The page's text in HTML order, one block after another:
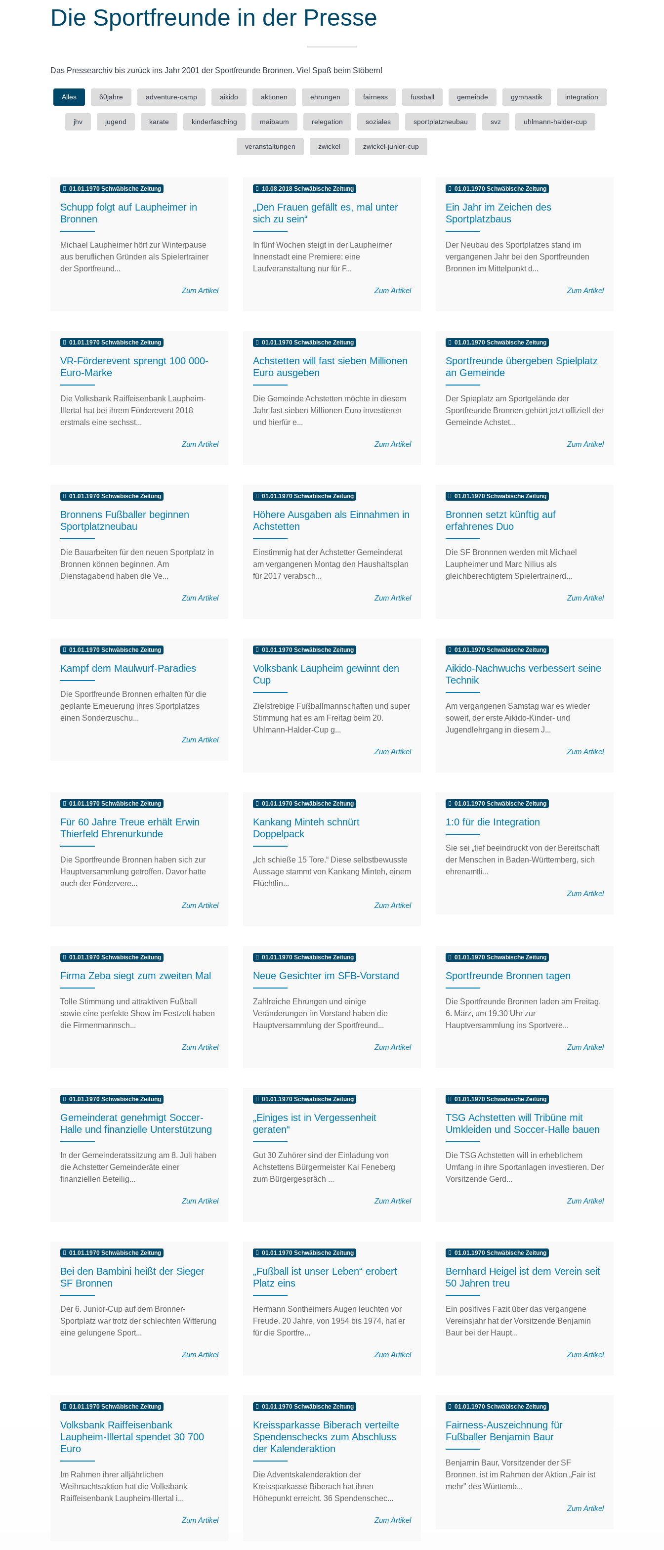
Die Sportfreunde in der Presse
Das Pressearchiv bis zurück ins Jahr 2001 der Sportfreunde Bronnen. Viel Spaß beim Stöbern!
Alles 60jahre adventure-camp aikido aktionen ehrungen fairness fussball gemeinde gymnastik integration
jhv jugend karate kinderfasching maibaum relegation soziales sportplatzneubau svz uhlmann-halder-cup
veranstaltungen zwickel zwickel-junior-cup
01.01.1970 Schwäbische Zeitung
Schupp folgt auf Laupheimer in
Bronnen
Michael Laupheimer hört zur Winterpause
aus beruflichen Gründen als Spielertrainer
der Sportfreund...
Zum Artikel
10.08.2018 Schwäbische Zeitung
„Den Frauen gefällt es, mal unter
sich zu sein“
In fünf Wochen steigt in der Laupheimer
Innenstadt eine Premiere: eine
Laufveranstaltung nur für F...
Zum Artikel
01.01.1970 Schwäbische Zeitung
Ein Jahr im Zeichen des
Sportplatzbaus
Der Neubau des Sportplatzes stand im
vergangenen Jahr bei den Sportfreunden
Bronnen im Mittelpunkt d...
Zum Artikel
01.01.1970 Schwäbische Zeitung
VR-Förderevent sprengt 100 000-
Euro-Marke
Die Volksbank Raiffeisenbank Laupheim-
Illertal hat bei ihrem Förderevent 2018
erstmals eine sechsst...
Zum Artikel
01.01.1970 Schwäbische Zeitung
Achstetten will fast sieben Millionen
Euro ausgeben
Die Gemeinde Achstetten möchte in diesem
Jahr fast sieben Millionen Euro investieren
und hierfür e...
Zum Artikel
01.01.1970 Schwäbische Zeitung
Sportfreunde übergeben Spielplatz
an Gemeinde
Der Spieplatz am Sportgelände der
Sportfreunde Bronnen gehört jetzt offiziell der
Gemeinde Achstet...
Zum Artikel
01.01.1970 Schwäbische Zeitung
Bronnens Fußballer beginnen
Sportplatzneubau
Die Bauarbeiten für den neuen Sportplatz in
Bronnen können beginnen. Am
Dienstagabend haben die Ve...
Zum Artikel
01.01.1970 Schwäbische Zeitung
Höhere Ausgaben als Einnahmen in
Achstetten
Einstimmig hat der Achstetter Gemeinderat
am vergangenen Montag den Haushaltsplan
für 2017 verabsch...
Zum Artikel
01.01.1970 Schwäbische Zeitung
Bronnen setzt künftig auf
erfahrenes Duo
Die SF Bronnnen werden mit Michael
Laupheimer und Marc Nilius als
gleichberechtigtem Spielertrainerd...
Zum Artikel
01.01.1970 Schwäbische Zeitung
Kampf dem Maulwurf-Paradies
Die Sportfreunde Bronnen erhalten für die
geplante Erneuerung ihres Sportplatzes
einen Sonderzuschu...
Zum Artikel
01.01.1970 Schwäbische Zeitung
Volksbank Laupheim gewinnt den
Cup
Zielstrebige Fußballmannschaften und super
Stimmung hat es am Freitag beim 20.
Uhlmann-Halder-Cup g...
Zum Artikel
01.01.1970 Schwäbische Zeitung
Aikido-Nachwuchs verbessert seine
Technik
Am vergangenen Samstag war es wieder
soweit, der erste Aikido-Kinder- und
Jugendlehrgang in diesem J...
Zum Artikel
01.01.1970 Schwäbische Zeitung
Für 60 Jahre Treue erhält Erwin
Thierfeld Ehrenurkunde
Die Sportfreunde Bronnen haben sich zur
Hauptversammlung getroffen. Davor hatte
auch der Fördervere...
Zum Artikel
01.01.1970 Schwäbische Zeitung
Kankang Minteh schnürt
Doppelpack
„Ich schieße 15 Tore.“ Diese selbstbewusste
Aussage stammt von Kankang Minteh, einem
Flüchtlin...
Zum Artikel
01.01.1970 Schwäbische Zeitung
1:0 für die Integration
Sie sei „tief beeindruckt von der Bereitschaft
der Menschen in Baden-Württemberg, sich
ehrenamtli...
Zum Artikel
01.01.1970 Schwäbische Zeitung
Firma Zeba siegt zum zweiten Mal
Tolle Stimmung und attraktiven Fußball
sowie eine perfekte Show im Festzelt haben
die Firmenmannsch...
Zum Artikel
01.01.1970 Schwäbische Zeitung
Neue Gesichter im SFB-Vorstand
Zahlreiche Ehrungen und einige
Veränderungen im Vorstand haben die
Hauptversammlung der Sportfreund...
Zum Artikel
01.01.1970 Schwäbische Zeitung
Sportfreunde Bronnen tagen
Die Sportfreunde Bronnen laden am Freitag,
6. März, um 19.30 Uhr zur
Hauptversammlung ins Sportvere...
Zum Artikel
01.01.1970 Schwäbische Zeitung
Gemeinderat genehmigt Soccer-
Halle und finanzielle Unterstützung
In der Gemeinderatssitzung am 8. Juli haben
die Achstetter Gemeinderäte einer
finanziellen Beteilig...
Zum Artikel
01.01.1970 Schwäbische Zeitung
„Einiges ist in Vergessenheit
geraten“
Gut 30 Zuhörer sind der Einladung von
Achstettens Bürgermeister Kai Feneberg
zum Bürgergespräch ...
Zum Artikel
01.01.1970 Schwäbische Zeitung
TSG Achstetten will Tribüne mit
Umkleiden und Soccer-Halle bauen
Die TSG Achstetten will in erheblichem
Umfang in ihre Sportanlagen investieren. Der
Vorsitzende Gerd...
Zum Artikel
01.01.1970 Schwäbische Zeitung
Bei den Bambini heißt der Sieger
SF Bronnen
Der 6. Junior-Cup auf dem Bronner-
Sportplatz war trotz der schlechten Witterung
eine gelungene Sport...
Zum Artikel
01.01.1970 Schwäbische Zeitung
„Fußball ist unser Leben“ erobert
Platz eins
Hermann Sontheimers Augen leuchten vor
Freude. 20 Jahre, von 1954 bis 1974, hat er
für die Sportfre...
Zum Artikel
01.01.1970 Schwäbische Zeitung
Bernhard Heigel ist dem Verein seit
50 Jahren treu
Ein positives Fazit über das vergangene
Vereinsjahr hat der Vorsitzende Benjamin
Baur bei der Haupt...
Zum Artikel
01.01.1970 Schwäbische Zeitung
Volksbank Raiffeisenbank
Laupheim-Illertal spendet 30 700
Euro
Im Rahmen ihrer alljährlichen
Weihnachtsaktion hat die Volksbank
Raiffeisenbank Laupheim-Illertal i...
Zum Artikel
01.01.1970 Schwäbische Zeitung
Kreissparkasse Biberach verteilte
Spendenschecks zum Abschluss
der Kalenderaktion
Die Adventskalenderaktion der
Kreissparkasse Biberach hat ihren
Höhepunkt erreicht. 36 Spendenschec...
Zum Artikel
01.01.1970 Schwäbische Zeitung
Fairness-Auszeichnung für
Fußballer Benjamin Baur
Benjamin Baur, Vorsitzender der SF
Bronnen, ist im Rahmen der Aktion „Fair ist
mehr" des Württemb...
Zum Artikel